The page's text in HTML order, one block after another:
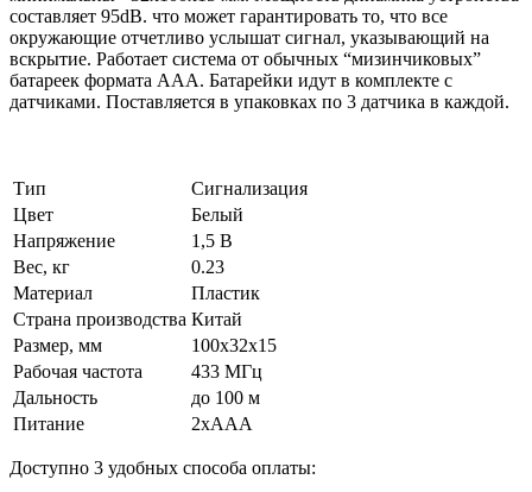
составляет 95dB. что может гарантировать то, что все
окружающие отчетливо услышат сигнал, указывающий на
вскрытие. Работает система от обычных “мизинчиковых”
батареек формата ААА. Батарейки идут в комплекте с
датчиками. Поставляется в упаковках по 3 датчика в каждой.
Тип
Сигнализация
Цвет
Белый
Напряжение
1,5 В
Вес, кг
0.23
Материал
Пластик
Страна производства Китай
Размер, мм
100x32x15
Рабочая частота
433 МГц
Дальность
до 100 м
Питание
2хААА
Доступно 3 удобных способа оплаты: